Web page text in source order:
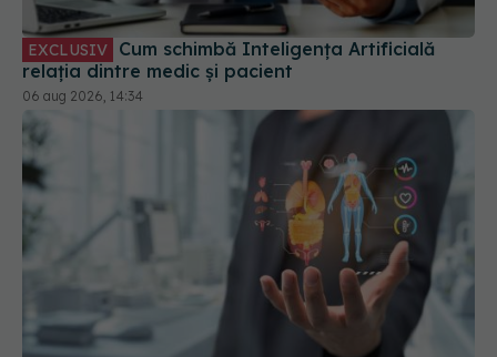
EXCLUSIV
relația dintre medic și pacient
06 aug 2026, 14:34